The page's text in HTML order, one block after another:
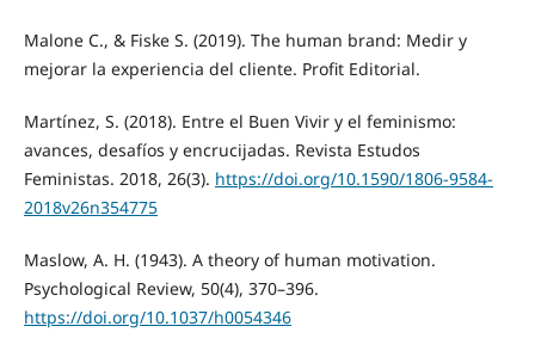
Malone C., & Fiske S. (2019). The human brand: Medir y
mejorar la experiencia del cliente. Profit Editorial.
Martínez, S. (2018). Entre el Buen Vivir y el feminismo:
avances, desafíos y encrucijadas. Revista Estudos
Feministas. 2018, 26(3). https://doi.org/10.1590/1806-9584-
2018v26n354775
Maslow, A. H. (1943). A theory of human motivation.
Psychological Review, 50(4), 370–396.
https://doi.org/10.1037/h0054346